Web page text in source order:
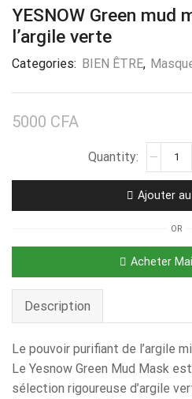
YESNOW Green mud
l’argile verte
Categories: BIEN ÊTRE,
5000 CFA
Ajouter
OR
Acheter
Description
Le pouvoir purifiant de l’argile
Le Yesnow Green Mud Mask
sélection rigoureuse d’argile